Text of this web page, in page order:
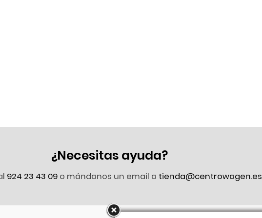
¿Necesitas ayuda?
924 23 43 09 o mándanos un email a tienda@centrowagen.es